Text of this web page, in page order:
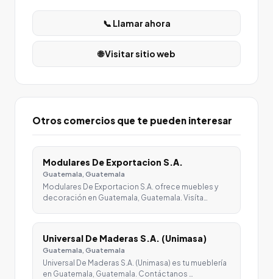
📞 Llamar ahora
🌐 Visitar sitio web
Otros comercios que te pueden interesar
Modulares De Exportacion S.A.
Guatemala, Guatemala
Modulares De Exportacion S.A. ofrece muebles y
decoración en Guatemala, Guatemala. Visíta…
Universal De Maderas S.A. (Unimasa)
Guatemala, Guatemala
Universal De Maderas S.A. (Unimasa) es tu mueblería
en Guatemala, Guatemala. Contáctanos …